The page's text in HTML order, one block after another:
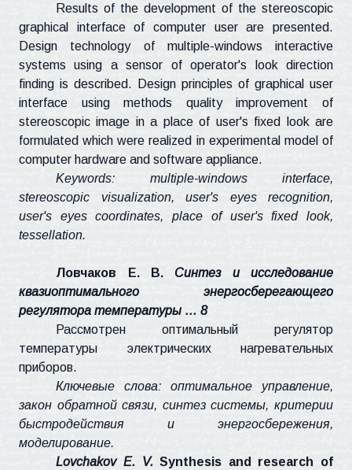
Results of the development of the stereoscopic
graphical interface of computer user are presented.
Design technology of multiple-windows interactive
systems using a sensor of operator's look direction
finding is described. Design principles of graphical user
interface using methods qualityimprovement of
stereoscopic image in a place of user's fixed look are
formulated which were realized in experimental model of
computer hardware and software appliance.
Keywords: multiple-windows interface,
stereoscopic visualization, user's eyes recognition,
user's eyes coordinates, place of user's fixed look,
tessellation.
Ловчаков Е. В. Синтез и исследование
квазиоптимального энергосберегающего
регулятора температуры … 8
Рассмотрен оптимальный регулятор
температуры электрических нагревательных
приборов.
Ключевые слова: оптимальное управление,
закон обратной связи, синтез системы, критерии
быстродействия и энергосбережения,
моделирование.
LovchakovE. V.Synthesis and research of